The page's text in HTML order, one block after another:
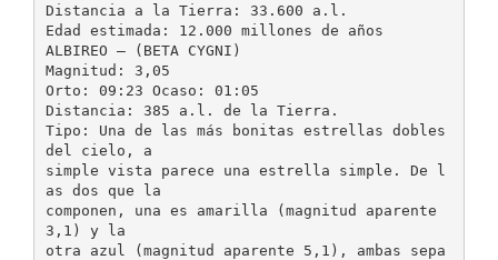
Distancia a la Tierra: 33.600 a.l.
Edad estimada: 12.000 millones de años
ALBIREO – (BETA CYGNI)
Magnitud: 3,05
Orto: 09:23 Ocaso: 01:05
Distancia: 385 a.l. de la Tierra.
Tipo: Una de las más bonitas estrellas dobles
del cielo, a
simple vista parece una estrella simple. De l
as dos que la
componen, una es amarilla (magnitud aparente
3,1) y la
otra azul (magnitud aparente 5,1), ambas sepa